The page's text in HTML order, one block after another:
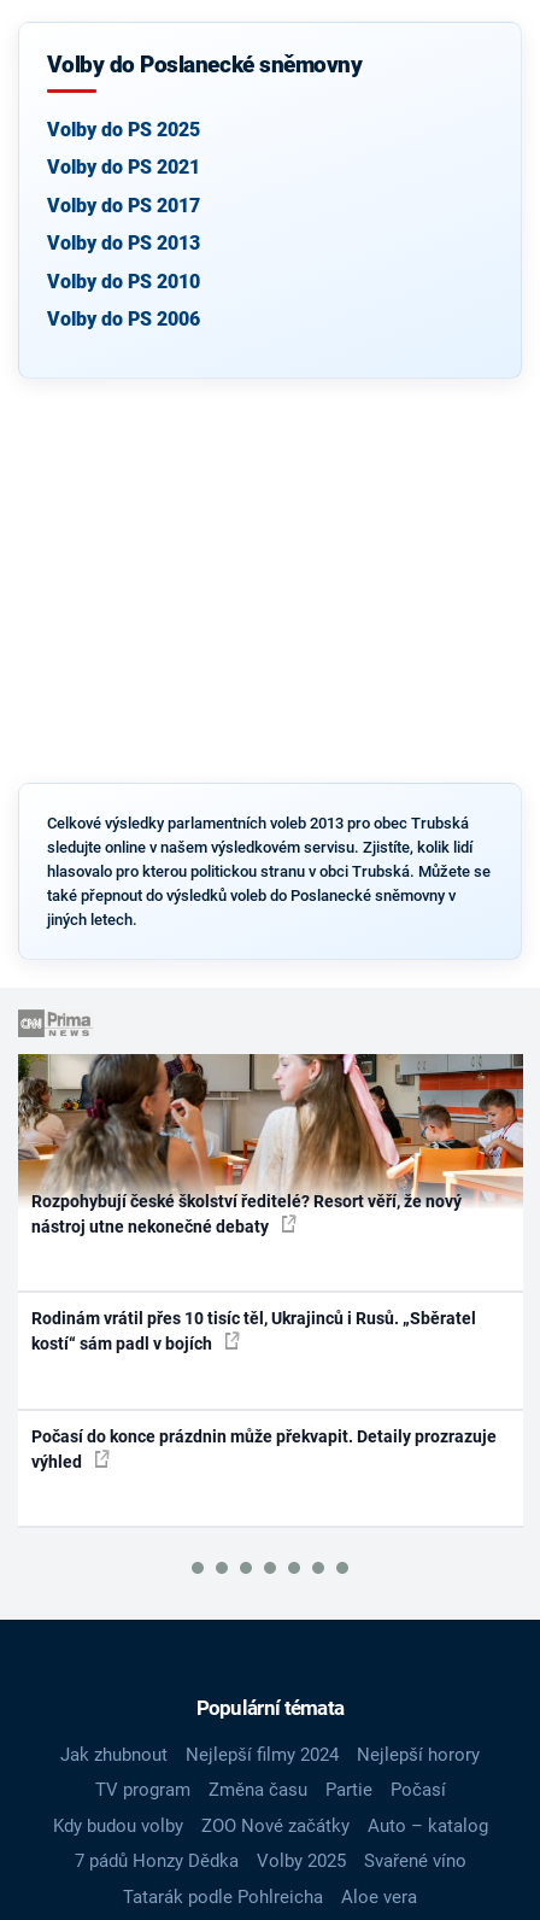
Volby do Poslanecké sněmovny
Volby do PS 2025
Volby do PS 2021
Volby do PS 2017
Volby do PS 2013
Volby do PS 2010
Volby do PS 2006
Celkové výsledky parlamentních voleb 2013 pro obec Trubská
sledujte online v našem výsledkovém servisu. Zjistíte, kolik lidí
hlasovalo pro kterou politickou stranu v obci Trubská. Můžete se
také přepnout do výsledků voleb do Poslanecké sněmovny v
jiných letech.
Rozpohybují české školství ředitelé? Resort věří, že nový
nástroj utne nekonečné debaty
Rodinám vrátil přes 10 tisíc těl, Ukrajinců i Rusů. „Sběratel
kostí“ sám padl v bojích
Počasí do konce prázdnin může překvapit. Detaily prozrazuje
výhled
Populární témata
Jak zhubnout Nejlepší filmy 2024
Nejlepší horory
TV program
Změna času Partie
Počasí
Kdy budou volby
ZOO Nové začátky
Auto – katalog
7 pádů Honzy Dědka
Volby 2025
Svařené víno
Tatarák podle Pohlreicha
Aloe vera